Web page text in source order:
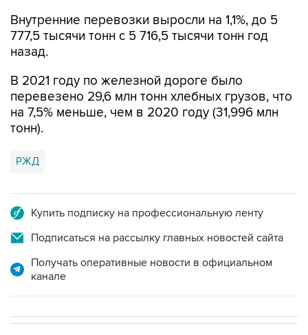
Внутренние перевозки выросли на 1,1%, до 5
777,5 тысячи тонн с 5 716,5 тысячи тонн год
назад.
В 2021 году по железной дороге было
перевезено 29,6 млн тонн хлебных грузов, что
на 7,5% меньше, чем в 2020 году (31,996 млн
тонн).
РЖД
Купить подписку на профессиональную ленту
Подписаться на рассылку главных новостей сайта
Получать оперативные новости в официальном
канале